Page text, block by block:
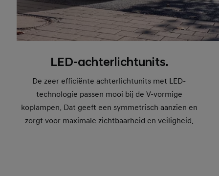
LED-achterlichtunits.
De zeer efficiënte achterlichtunits met LED-
technologie passen mooi bij de V-vormige
koplampen. Dat geeft een symmetrisch aanzien en
zorgt voor maximale zichtbaarheid en veiligheid.